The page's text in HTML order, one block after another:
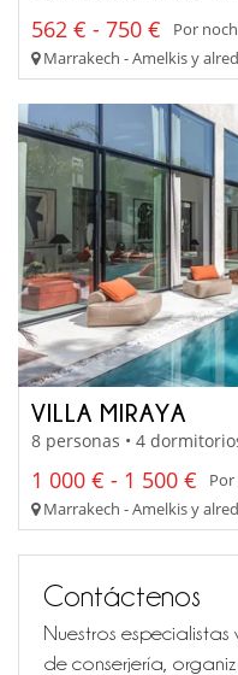
562 € - 750 €
Por
Marrakech - Amelkis y
VILLA MIRAYA
8 personas • 4
1 000 € - 1 500 €
Marrakech - Amelkis y
Contáctenos
Nuestros especialistas
de conserjería,